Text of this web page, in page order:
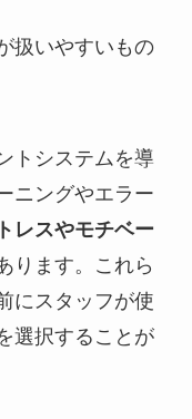
扱いやすいもの
トシステムを導
ニングやエラー
レスやモチベー
ります。これら
にスタッフが使
選択することが